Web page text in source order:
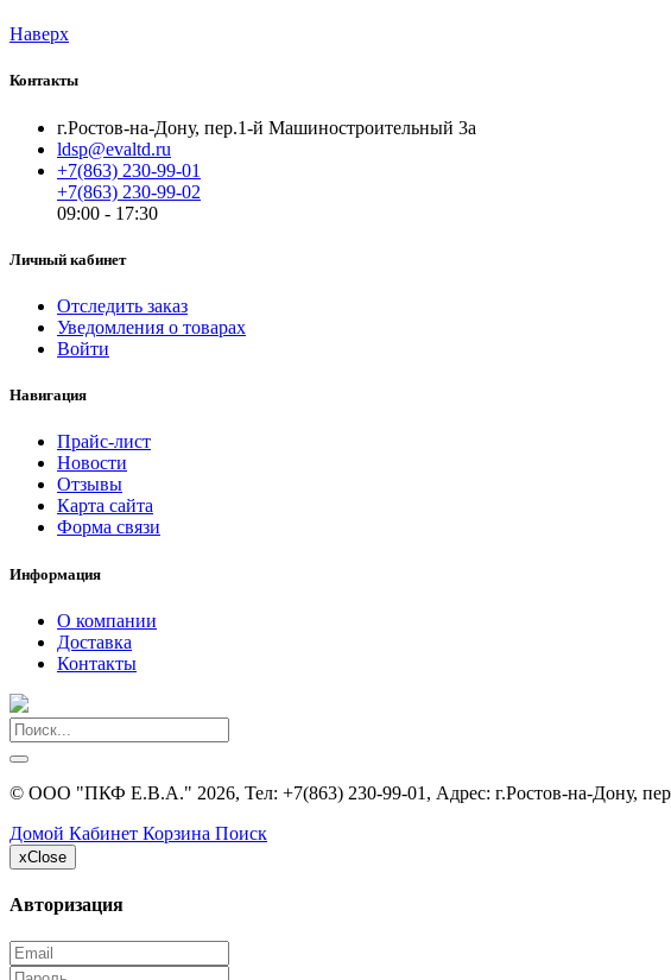
Наверх
Контакты
г.Ростов-на-Дону, пер.1-й Машиностроительный 3а
ldsp@evaltd.ru
+7(863) 230-99-01
+7(863) 230-99-02
09:00 - 17:30
Личный кабинет
Отследить заказ
Уведомления о товарах
Войти
Навигация
Прайс-лист
Новости
Отзывы
Карта сайта
Форма связи
Информация
О компании
Доставка
Контакты
© ООО "ПКФ Е.В.А." 2026, Тел: +7(863) 230-99-01 , Адрес: г.Ростов-на-Дону,
Домой Кабинет Корзина Поиск
xClose
Авторизация